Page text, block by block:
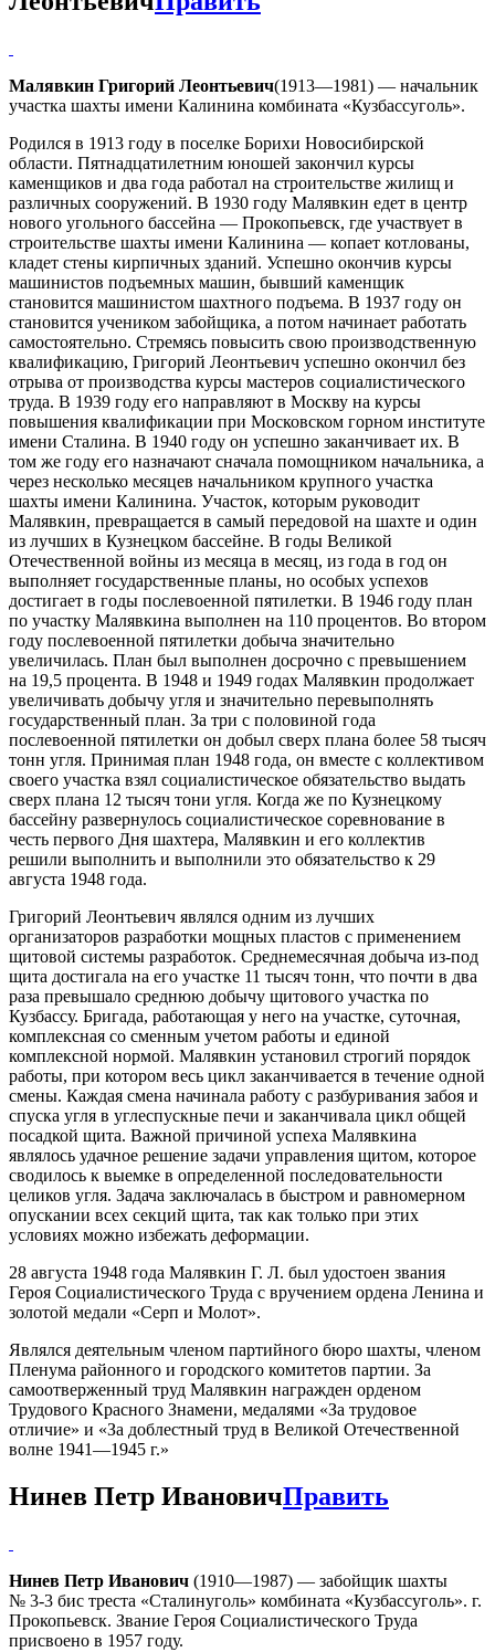
Малявкин Григорий Леонтьевич(1913—1981) — начальник
участка шахты имени Калинина комбината «Кузбассуголь».
Родился в 1913 году в поселке Борихи Новосибирской
области. Пятнадцатилетним юношей закончил курсы
каменщиков и два года работал на строительстве жилищ и
различных сооружений. В 1930 году Малявкин едет в центр
нового угольного бассейна — Прокопьевск, где участвует в
строительстве шахты имени Калинина — копает котлованы,
кладет стены кирпичных зданий. Успешно окончив курсы
машинистов подъемных машин, бывший каменщик
становится машинистом шахтного подъема. В 1937 году он
становится учеником забойщика, а потом начинает работать
самостоятельно. Стремясь повысить свою производственную
квалификацию, Григорий Леонтьевич успешно окончил без
отрыва от производства курсы мастеров социалистического
труда. В 1939 году его направляют в Москву на курсы
повышения квалификации при Московском горном институте
имени Сталина. В 1940 году он успешно заканчивает их. В
том же году его назначают сначала помощником начальника, а
через несколько месяцев начальником крупного участка
шахты имени Калинина. Участок, которым руководит
Малявкин, превращается в самый передовой на шахте и один
из лучших в Кузнецком бассейне. В годы Великой
Отечественной войны из месяца в месяц, из года в год он
выполняет государственные планы, но особых успехов
достигает в годы послевоенной пятилетки. В 1946 году план
по участку Малявкина выполнен на 110 процентов. Во втором
году послевоенной пятилетки добыча значительно
увеличилась. План был выполнен досрочно с превышением
на 19,5 процента. В 1948 и 1949 годах Малявкин продолжает
увеличивать добычу угля и значительно перевыполнять
государственный план. За три с половиной года
послевоенной пятилетки он добыл сверх плана более 58 тысяч
тонн угля. Принимая план 1948 года, он вместе с коллективом
своего участка взял социалистическое обязательство выдать
сверх плана 12 тысяч тони угля. Когда же по Кузнецкому
бассейну развернулось социалистическое соревнование в
честь первого Дня шахтера, Малявкин и его коллектив
решили выполнить и выполнили это обязательство к 29
августа 1948 года.
Григорий Леонтьевич являлся одним из лучших
организаторов разработки мощных пластов с применением
щитовой системы разработок. Среднемесячная добыча из-под
щита достигала на его участке 11 тысяч тонн, что почти в два
раза превышало среднюю добычу щитового участка по
Кузбассу. Бригада, работающая у него на участке, суточная,
комплексная со сменным учетом работы и единой
комплексной нормой. Малявкин установил строгий порядок
работы, при котором весь цикл заканчивается в течение одной
смены. Каждая смена начинала работу с разбуривания забоя и
спуска угля в углеспускные печи и заканчивала цикл общей
посадкой щита. Важной причиной успеха Малявкина
являлось удачное решение задачи управления щитом, которое
сводилось к выемке в определенной последовательности
целиков угля. Задача заключалась в быстром и равномерном
опускании всех секций щита, так как только при этих
условиях можно избежать деформации.
28 августа 1948 года Малявкин Г. Л. был удостоен звания
Героя Социалистического Труда с вручением ордена Ленина и
золотой медали «Серп и Молот».
Являлся деятельным членом партийного бюро шахты, членом
Пленума районного и городского комитетов партии. За
самоотверженный труд Малявкин награжден орденом
Трудового Красного Знамени, медалями «За трудовое
отличие» и «За доблестный труд в Великой Отечественной
волне 1941—1945 г.»
Нинев Петр ИвановичПравить
Нинев Петр Иванович (1910—1987) — забойщик шахты
№ 3-3 бис треста «Сталинуголь» комбината «Кузбассуголь». г.
Прокопьевск. Звание Героя Социалистического Труда
присвоено в 1957 году.